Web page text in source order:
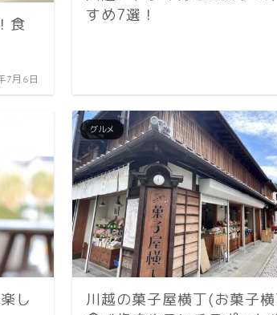
食
7月6日
すめ7選！
し
グルメ
川越の菓子屋横丁(お菓子